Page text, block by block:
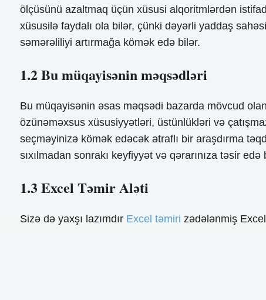
ölçüsünü azaltmaq üçün xüsusi alqoritmlərdən
xüsusilə faydalı ola bilər, çünki dəyərli yaddaş
səmərəliliyi artırmağa kömək edə bilər.
1.2 Bu müqayisənin məqsədləri
Bu müqayisənin əsas məqsədi bazarda mövcud
özünəməxsus xüsusiyyətləri, üstünlükləri və
seçməyinizə kömək edəcək ətraflı bir araşdırma
sıxılmadan sonrakı keyfiyyət və qərarınıza təsir
1.3 Excel Təmir Aləti
Sizə də yaxşı lazımdır Excel təmiri zədələnmiş